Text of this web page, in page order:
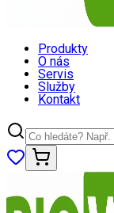
Produkty
O nás
Servis
Služby
Kontakt